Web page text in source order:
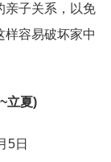
亲子关系，以免
样容易破坏家中
立夏)
5日